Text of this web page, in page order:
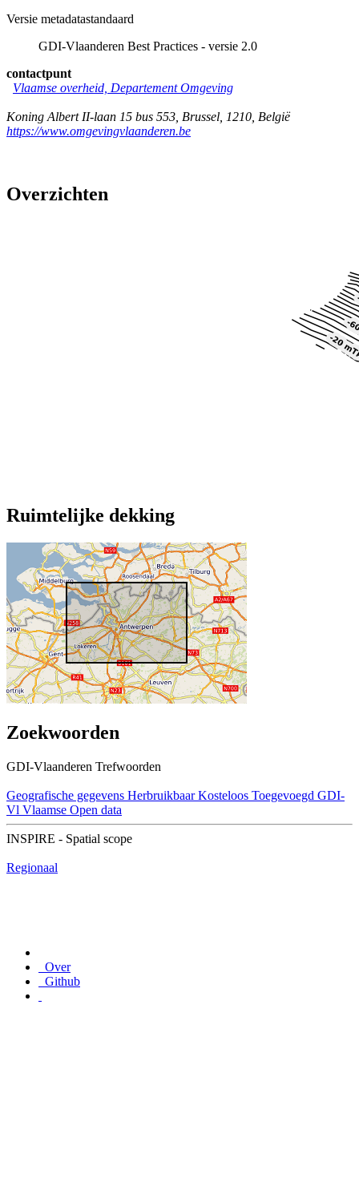
Versie metadatastandaard
GDI-Vlaanderen Best Practices - versie 2.0
contactpunt
Vlaamse overheid, Departement Omgeving
Koning Albert II-laan 15 bus 553 Brussel 1210 België
https://www.omgevingvlaanderen.be
Overzichten
Ruimtelijke dekking
Zoekwoorden
GDI-Vlaanderen Trefwoorden
Geografische gegevens Herbruikbaar Kosteloos Toegevoegd GDI-
Vl Vlaamse Open data
INSPIRE - Spatial scope
Regionaal
Over
Github